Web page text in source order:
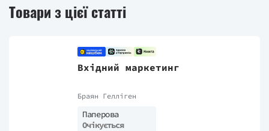
Товари з цієї статті
Вхідний маркетинг
Браян Гелліген
Паперова
Очікується